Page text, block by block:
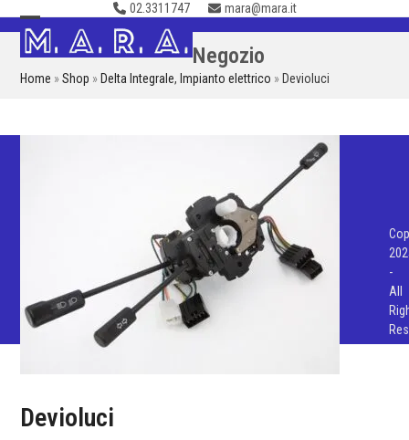
Skip
to
content
02.3311747 mara@mara.it
Open
mobile
Close
mobile
Negozio
Home »Shop » Delta Integrale, Impianto elettrico » Devioluci
Devioluci
-
All